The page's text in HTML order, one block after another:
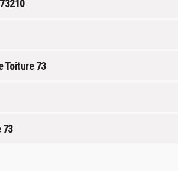
Toiture 73
73